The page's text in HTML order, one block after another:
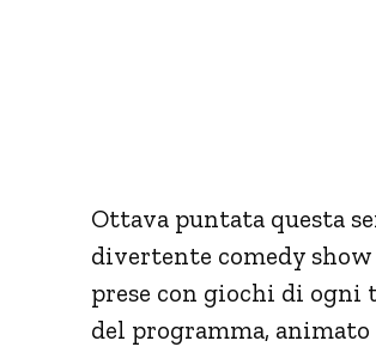
Ottava puntata questa
divertente comedy
prese con giochi di ogni
del programma, animato